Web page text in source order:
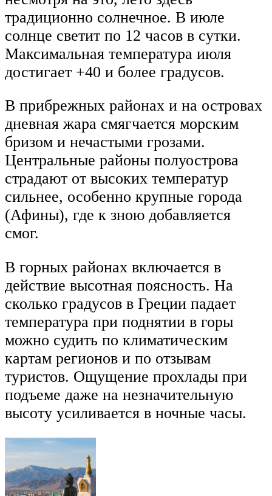
традиционно солнечное. В июле
солнце светит по 12 часов в сутки.
Максимальная температура июля
достигает +40 и более градусов.
В прибрежных районах и на островах
дневная жара смягчается морским
бризом и нечастыми грозами.
Центральные районы полуострова
страдают от высоких температур
сильнее, особенно крупные города
(Афины), где к зною добавляется
смог.
В горных районах включается в
действие высотная поясность. На
сколько градусов в Греции падает
температура при поднятии в горы
можно судить по климатическим
картам регионов и по отзывам
туристов. Ощущение прохлады при
подъеме даже на незначительную
высоту усиливается в ночные часы.